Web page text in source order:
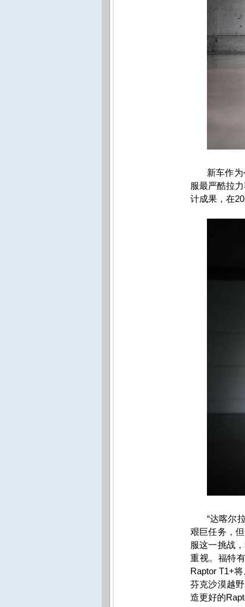
新车作
服最严酷拉
计成果，在
“达喀尔
艰巨任务，
服这一挑战
重视。福特
Raptor T1+将
芬克沙漠越
造更好的